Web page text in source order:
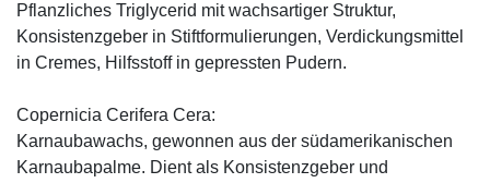
Pflanzliches Triglycerid mit wachsartiger Struktur,
Konsistenzgeber in Stiftformulierungen, Verdickungsmittel
in Cremes, Hilfsstoff in gepressten Pudern.
Copernicia Cerifera Cera:
Karnaubawachs, gewonnen aus der südamerikanischen
Karnaubapalme. Dient als Konsistenzgeber und